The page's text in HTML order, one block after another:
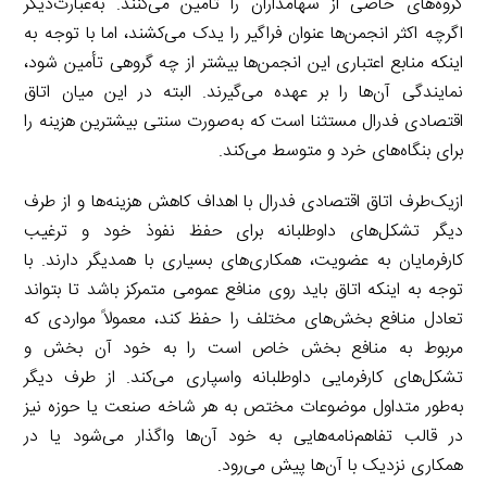
اگرچه اکثر انجمن‌ها عنوان فراگیر را یدک می‌کشند، اما با توجه به
اینکه منابع اعتباری این انجمن‌ها بیشتر از چه گروهی تأمین شود،
نمایندگی آن‌ها را بر عهده می‌گیرند. البته در این میان اتاق
اقتصادی فدرال مستثنا است که به‌صورت سنتی بیشترین هزینه را
برای بنگاه‌های خرد و متوسط می‌کند.
ازیک‌طرف اتاق اقتصادی فدرال با اهداف کاهش هزینه‌ها و از طرف
دیگر تشکل‌های داوطلبانه برای حفظ نفوذ خود و ترغیب
کارفرمایان به عضویت، همکاری‌های بسیاری با همدیگر دارند. با
توجه به اینکه اتاق باید روی منافع عمومی متمرکز باشد تا بتواند
تعادل منافع بخش‌های مختلف را حفظ کند، معمولاً مواردی که
مربوط به منافع بخش خاص است را به خود آن بخش و
تشکل‌های کارفرمایی داوطلبانه واسپاری می‌کند. از طرف دیگر
به‌طور متداول موضوعات مختص به هر شاخه صنعت یا حوزه نیز
در قالب تفاهم‌نامه‌هایی به خود آن‌ها واگذار می‌شود یا در
همکاری نزدیک با آن‌ها پیش می‌رود.